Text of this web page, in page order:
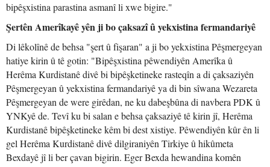
bipêşxistina parastina asmanî li xwe bigire."
Şertên Amerîkayê yên ji bo çaksazî û yekxistina fermandariyê
Di lêkolînê de behsa "şert û fişaran" a ji bo yekxistina Pêşmergeyan
hatiye kirin û tê gotin: "Bipêşxistina pêwendiyên Amerîka û
Herêma Kurdistanê divê bi bipêşketineke rasteqîn a di çaksaziyên
Pêşmergeyan û yekxistina fermandariyê ya di bin sîwana Wezareta
Pêşmergeyan de were girêdan, ne ku dabeşbûna di navbera PDK û
YNKyê de. Tevî ku bi salan e behsa çaksaziyê tê kirin jî, Herêma
Kurdistanê bipêşketineke kêm bi dest xistiye. Pêwendiyên kûr ên li
gel Herêma Kurdistanê divê dilgiraniyên Tirkiye û hikûmeta
Bexdayê jî li ber çavan bigirin. Eger Bexda hewandina komên